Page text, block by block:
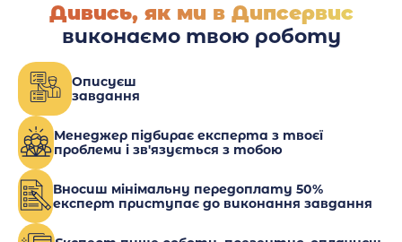
Дивись, як ми в Дипсервис
виконаємо твою роботу
Описуєш
завдання
Менеджер підбирає експерта з твоєї
проблеми і зв'язується з тобою
Вносиш мінімальну передоплату 50%
експерт приступає до виконання завдання